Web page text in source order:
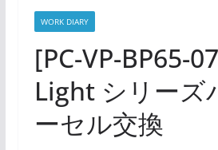
WORK DIARY
[PC-VP-BP65-
Light シリーズ
ーセル交換